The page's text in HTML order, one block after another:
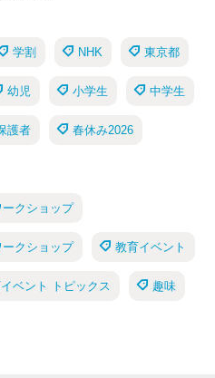
学割 NHK 東京都
幼児 小学生 中学生
護者 春休み2026
クショップ
クショップ 教育イベント
ベント トピックス 趣味